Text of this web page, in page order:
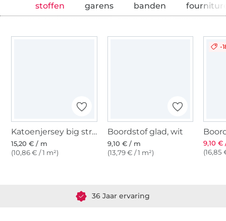
stoffen garens banden
Katoenjersey big stripe love, marineblauw - wit
15,20 € / m
(10,86 € / 1 m²)
Boordstof glad, wit
9,10 € / m
(13,79 € / 1 m²)
-
9,10 €
(16,85
36 Jaar ervaring